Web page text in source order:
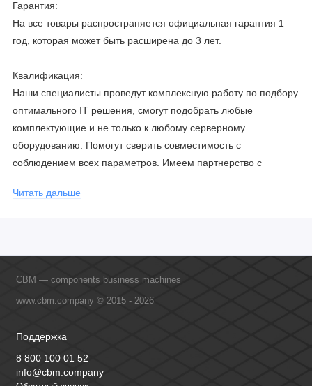
Гарантия:
На все товары распространяется официальная гарантия 1
год, которая может быть расширена до 3 лет.
Квалификация:
Наши специалисты проведут комплексную работу по подбору
оптимального IT решения, смогут подобрать любые
комплектующие и не только к любому серверному
оборудованию. Помогут сверить совместимость с
соблюдением всех параметров. Имеем партнерство с
обучение сотрудников, что позволяет исключить ошибки даже
Читать дальше
CBM — components business machines
www.cbm.company © 2015 - 2026
Поддержка
8 800 100 01 52
info@cbm.company